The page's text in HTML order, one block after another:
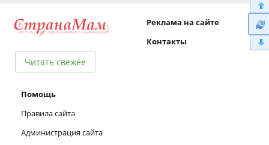
Читать свежее
Реклама на сайте
Контакты
Помощь
Правила сайта
Администрация сайта